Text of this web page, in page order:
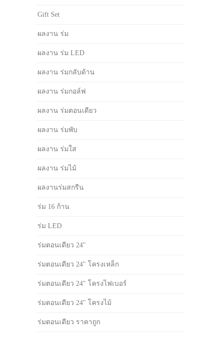
Gift Set
ผลงาน ร่ม
ผลงาน ร่ม LED
ผลงาน ร่มกลับด้าน
ผลงาน ร่มกอล์ฟ
ผลงาน ร่มตอนเดียว
ผลงาน ร่มพับ
ผลงาน ร่มใส
ผลงาน ร่มไม้
ผลงานร่มสกรีน
ร่ม 16 ก้าน
ร่ม LED
ร่มตอนเดียว 24"
ร่มตอนเดียว 24" โครงเหล็ก
ร่มตอนเดียว 24" โครงไฟเบอร์
ร่มตอนเดียว 24" โครงไม้
ร่มตอนเดียว ราคาถูก